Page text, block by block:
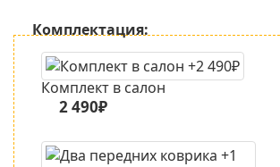
Комплектация:
Комплект в салон
2 490₽